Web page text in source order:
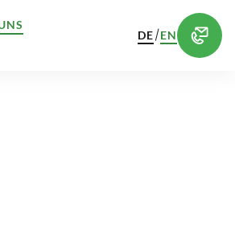
DE/EN